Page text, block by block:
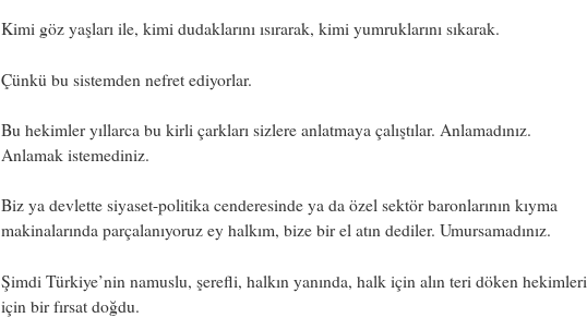
Kimi göz yaşları ile, kimi dudaklarını ısırarak, kimi yumruklarını sıkarak.
Çünkü bu sistemden nefret ediyorlar.
Bu hekimler yıllarca bu kirli çarkları sizlere anlatmaya çalıştılar. Anlamadınız.
Anlamak istemediniz.
Biz ya devlette siyaset-politika cenderesinde ya da özel sektör baronlarının kıyma
makinalarında parçalanıyoruz ey halkım, bize bir el atın dediler. Umursamadınız.
Şimdi Türkiye’nin namuslu, şerefli, halkın yanında, halk için alın teri döken hekimleri
için bir fırsat doğdu.